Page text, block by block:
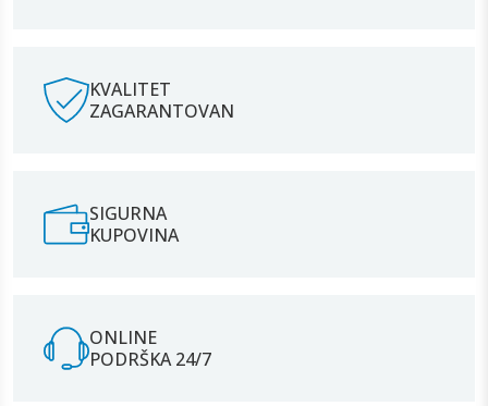
KVALITET
ZAGARANTOVAN
SIGURNA
KUPOVINA
ONLINE
PODRŠKA 24/7